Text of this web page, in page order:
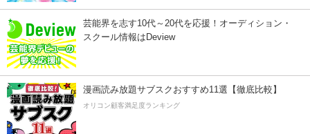
芸能界を志す10代～20代を応援！オーディション・
スクール情報はDeview
漫画読み放題サブスクおすすめ11選【徹底比較】
オリコン顧客満足度ランキング